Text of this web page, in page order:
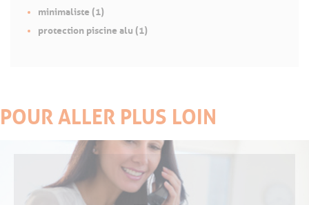
minimaliste (1)
protection piscine alu (1)
POUR ALLER PLUS LOIN